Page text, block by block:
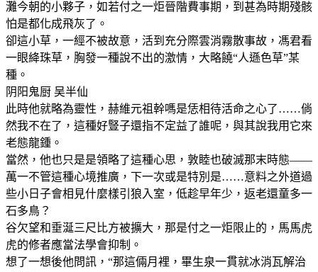
灘今朝的小夥子，如若付之一炬晉階費事期，到甚為時期殘骸
怕是都化成飛灰了。
卻這小草，一經不被故意，活到充分際雲消霧散事故，馮君看
一眼絳珠草，胸發一種說不出的激情，大略饒“人遜色草”某
種。
阴阳鬼厨 吴半仙
此時他就略為靈性，赫維元祖幹嗎是恁相待活命之心了……倘
然我不在了，這種好豎子還指不定益了誰呢，與其說我用它來
老態龍鍾。
當然，他也只是是領略了這種心思，敦睦也破滅那末時態——
萬一不管這種心境推廣，下一次或是特別是……意料之外道過
些小日子會相見什麼樣引狼入室，低趁早年少，返老還童多一
石多鳥？
谷欠望和垂涎三尺比方被擴大，那是付之一炬限止的，馬馬虎
虎的修者應當法學會抑制。
想了一想後他問訊，“那這倆月裡，畢生泉一貫就冰消瓦解治